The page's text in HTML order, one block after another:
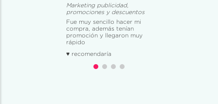
Marketing publicidad,
promociones y descuentos
Fue muy sencillo hacer mi
compra, además tenían
promoción y llegaron muy
rápido
♥ recomendaría